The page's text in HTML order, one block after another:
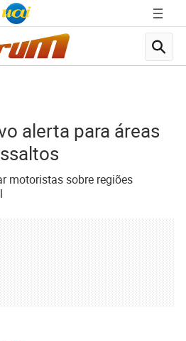
alerta para áreas
motoristas sobre regiões